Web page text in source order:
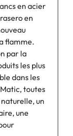
en acier
en
flamme.
par la
les plus
dans les
toutes
un
une